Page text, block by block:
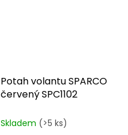
Potah volantu SPARCO
červený SPC1102
Skladem (>5 ks)